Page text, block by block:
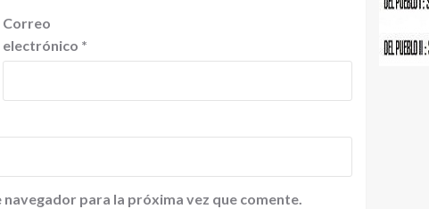
Correo
electrónico *
para la próxima vez que comente.